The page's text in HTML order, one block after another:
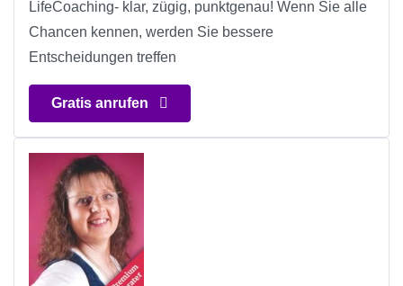
LifeCoaching- klar, zügig, punktgenau! Wenn Sie alle
Chancen kennen, werden Sie bessere
Entscheidungen treffen
Gratis anrufen